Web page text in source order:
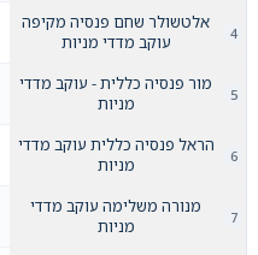
אלטשולר שחם פנסיה מקיפה
עוקב מדדי מניות
מור פנסיה כללית - עוקב מדדי
מניות
הראל פנסיה כללית עוקב מדדי
מניות
מנורה משלימה עוקב מדדי
מניות